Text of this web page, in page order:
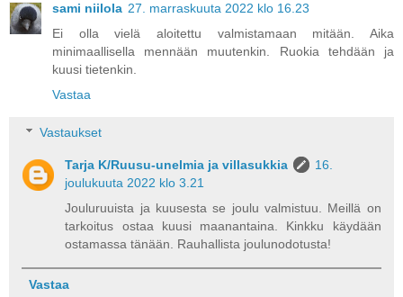
sami niilola 27. marraskuuta 2022 klo 16.23
Ei olla vielä aloitettu valmistamaan mitään. Aika
minimaallisella mennään muutenkin. Ruokia tehdään ja
kuusi tietenkin.
Vastaa
Vastaukset
Tarja K/Ruusu-unelmia ja villasukkia
16.
joulukuuta 2022 klo 3.21
Jouluruuista ja kuusesta se joulu valmistuu. Meillä on
tarkoitus ostaa kuusi maanantaina. Kinkku käydään
ostamassa tänään. Rauhallista joulunodotusta!
Vastaa